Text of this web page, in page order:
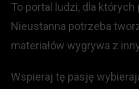
To portal ludzi, dla
Nieustanna potrzeba
materiałów wygrywa z
Wspieraj tę pasję